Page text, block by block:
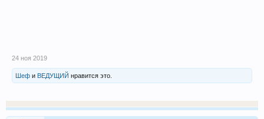
24 ноя 2019
Шеф и ВЕДУЩИЙ нравится это.